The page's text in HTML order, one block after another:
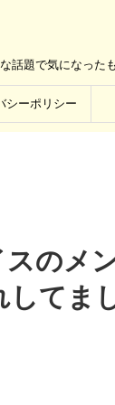
話題で気になった
シーポリシー
のメ
してま